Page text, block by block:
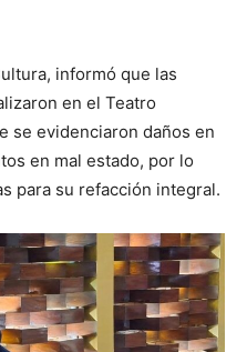
informó que las
en el Teatro
se evidenciaron daños en
en mal estado, por lo
para su refacción integral.